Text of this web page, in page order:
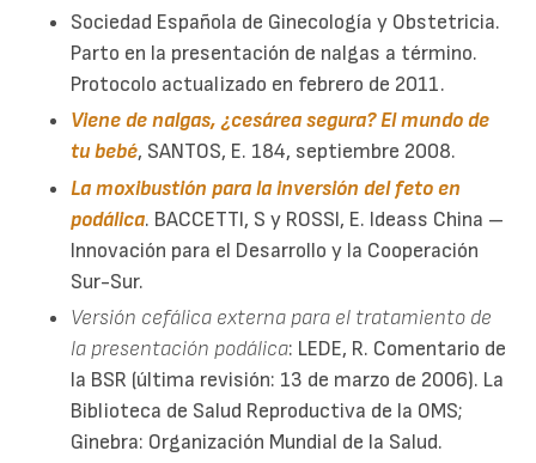
Sociedad Española de Ginecología y Obstetricia.
Parto en la presentación de nalgas a término.
Protocolo actualizado en febrero de 2011.
Viene de nalgas, ¿cesárea segura? El mundo de
tu bebé, SANTOS, E. 184, septiembre 2008.
La moxibustión para la inversión del feto en
podálica. BACCETTI, S y ROSSI, E. Ideass China –
Innovación para el Desarrollo y la Cooperación
Sur-Sur.
Versión cefálica externa para el tratamiento de
la presentación podálica: LEDE, R. Comentario de
la BSR (última revisión: 13 de marzo de 2006). La
Biblioteca de Salud Reproductiva de la OMS;
Ginebra: Organización Mundial de la Salud.